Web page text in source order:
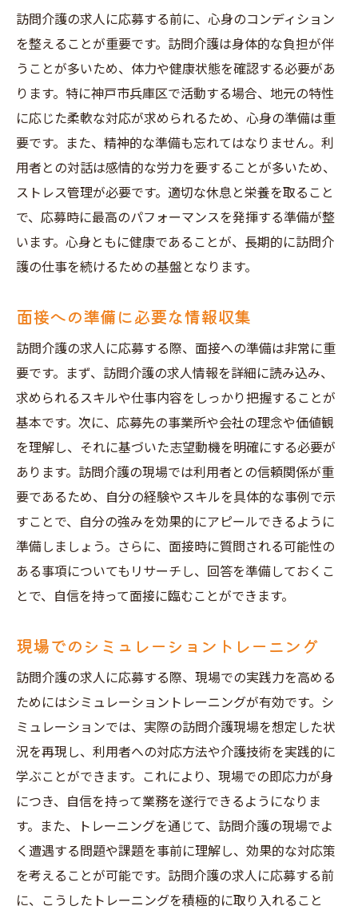
訪問介護の求人に応募する前に、心身のコンディション
を整えることが重要です。訪問介護は身体的な負担が伴
うことが多いため、体力や健康状態を確認する必要があ
ります。特に神戸市兵庫区で活動する場合、地元の特性
に応じた柔軟な対応が求められるため、心身の準備は重
要です。また、精神的な準備も忘れてはなりません。利
用者との対話は感情的な労力を要することが多いため、
ストレス管理が必要です。適切な休息と栄養を取ること
で、応募時に最高のパフォーマンスを発揮する準備が整
います。心身ともに健康であることが、長期的に訪問介
護の仕事を続けるための基盤となります。
面接への準備に必要な情報収集
訪問介護の求人に応募する際、面接への準備は非常に重
要です。まず、訪問介護の求人情報を詳細に読み込み、
求められるスキルや仕事内容をしっかり把握することが
基本です。次に、応募先の事業所や会社の理念や価値観
を理解し、それに基づいた志望動機を明確にする必要が
あります。訪問介護の現場では利用者との信頼関係が重
要であるため、自分の経験やスキルを具体的な事例で示
すことで、自分の強みを効果的にアピールできるように
準備しましょう。さらに、面接時に質問される可能性の
ある事項についてもリサーチし、回答を準備しておくこ
とで、自信を持って面接に臨むことができます。
現場でのシミュレーショントレーニング
訪問介護の求人に応募する際、現場での実践力を高める
ためにはシミュレーショントレーニングが有効です。シ
ミュレーションでは、実際の訪問介護現場を想定した状
況を再現し、利用者への対応方法や介護技術を実践的に
学ぶことができます。これにより、現場での即応力が身
につき、自信を持って業務を遂行できるようになりま
す。また、トレーニングを通じて、訪問介護の現場でよ
く遭遇する問題や課題を事前に理解し、効果的な対応策
を考えることが可能です。訪問介護の求人に応募する前
に、こうしたトレーニングを積極的に取り入れること